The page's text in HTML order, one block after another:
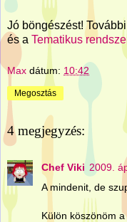
Jó böngészést!
és a Tematikus
Max dátum: 10:42
Megosztás
4 megjegyzés:
Chef Viki 2009.
A mindenit, de
Külön köszönöm